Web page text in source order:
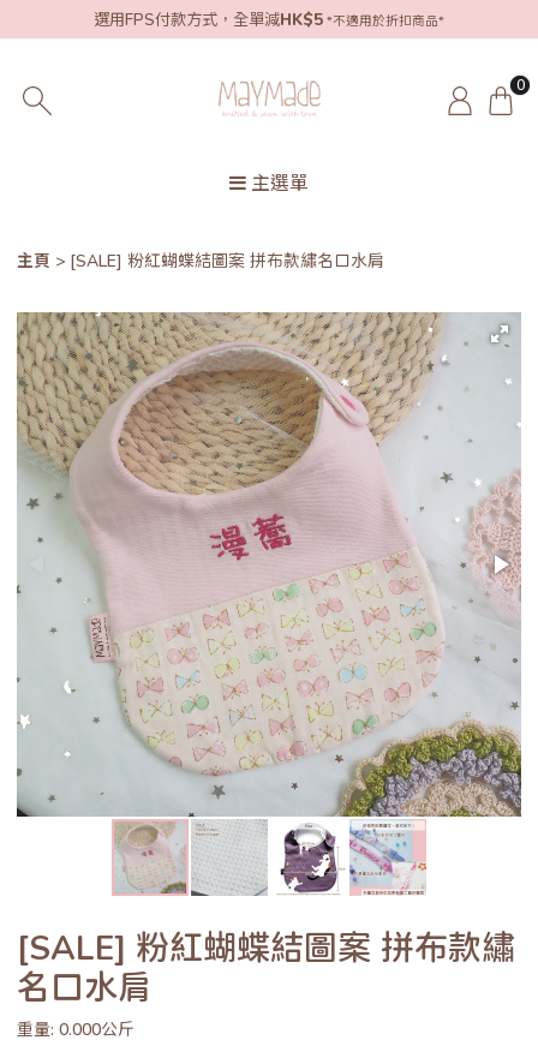
選用FPS付款方式，全單減HK$5 *不適用於折扣商品*
0
主選單
主頁 [SALE] 粉紅蝴蝶結圖案 拼布款繡名口水肩
[SALE] 粉紅蝴蝶結圖案 拼布款繡
名口水肩
重量: 0.000公斤